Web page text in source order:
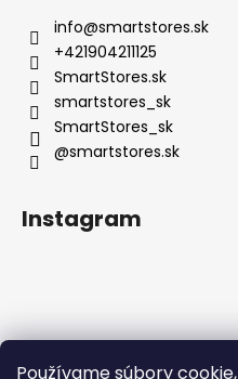
Používame súbory
info@smartstores.sk
+421904211125
SmartStores.sk
smartstores_sk
SmartStores_sk
@smartstores.sk
Instagram